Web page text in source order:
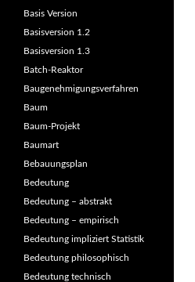
Basis Version
Basisversion 1.2
Basisversion 1.3
Batch-Reaktor
Baugenehmigungsverfahren
Baum
Baum-Projekt
Baumart
Bebauungsplan
Bedeutung
Bedeutung – abstrakt
Bedeutung – empirisch
Bedeutung impliziert Statistik
Bedeutung philosophisch
Bedeutung technisch